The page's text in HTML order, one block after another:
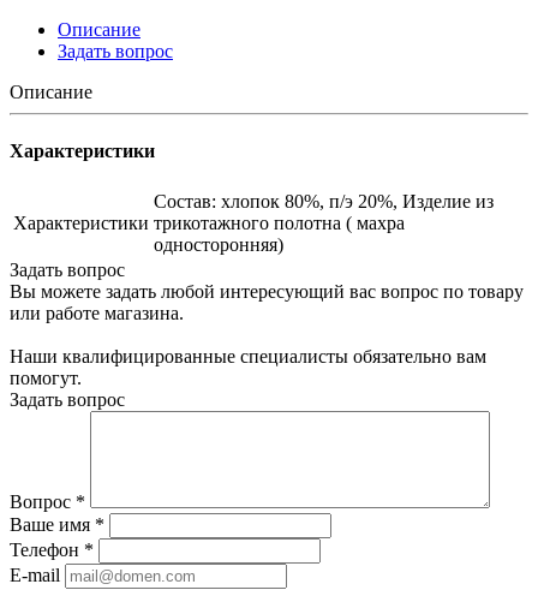
Описание
Задать вопрос
Описание
Характеристики
Характеристики
Состав: хлопок 80%, п/э 20%, Изделие из
трикотажного полотна ( махра
односторонняя)
Задать вопрос
Вы можете задать любой интересующий вас вопрос по товару
или работе магазина.
Наши квалифицированные специалисты обязательно вам
помогут.
Задать вопрос
Вопрос *
Ваше имя *
Телефон *
E-mail